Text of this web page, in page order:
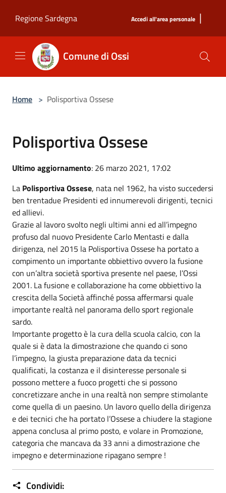
Regione Sardegna
Accedi all'area personale |
Comune di Ossi
Home > Polisportiva Ossese
Polisportiva Ossese
Ultimo aggiornamento: 26 marzo 2021, 17:02
La Polisportiva Ossese, nata nel 1962, ha visto succedersi
ben trentadue Presidenti ed innumerevoli dirigenti, tecnici
ed allievi.
Grazie al lavoro svolto negli ultimi anni ed all’impegno
profuso dal nuovo Presidente Carlo Mentasti e dalla
dirigenza, nel 2015 la Polisportiva Ossese ha portato a
compimento un importante obbiettivo ovvero la fusione
con un’altra società sportiva presente nel paese, l’Ossi
2001. La fusione e collaborazione ha come obbiettivo la
crescita della Società affinché possa affermarsi quale
importante realtà nel panorama dello sport regionale
sardo.
Importante progetto è la cura della scuola calcio, con la
quale si è data la dimostrazione che quando ci sono
l’impegno, la giusta preparazione data da tecnici
qualificati, la costanza e il disinteresse personale si
possono mettere a fuoco progetti che si possono
concretizzare anche in una realtà non sempre stimolante
come quella di un paesino. Un lavoro quello della dirigenza
e dei tecnici che ha portato l’Ossese a chiudere la stagione
appena conclusa al primo posto, e volare in Promozione,
categoria che mancava da 33 anni a dimostrazione che
impegno e determinazione ripagano sempre !
Condividi: